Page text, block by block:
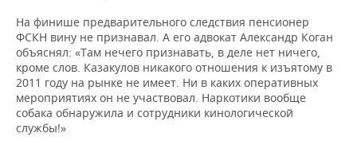
На финише предварительного следствия пенсионер
ФСКН вину не признавал. А его адвокат Александр Коган
объяснял: «Там нечего признавать, в деле нет ничего,
кроме слов. Казакулов никакого отношения к изъятому в
2011 году на рынке не имеет. Ни в каких оперативных
мероприятиях он не участвовал. Наркотики вообще
собака обнаружила и сотрудники кинологической
службы!»